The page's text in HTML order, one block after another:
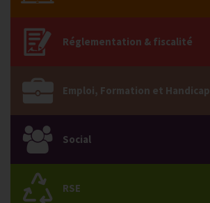
Réglementation & fiscalité
Emploi, Formation et Handicap
Social
RSE